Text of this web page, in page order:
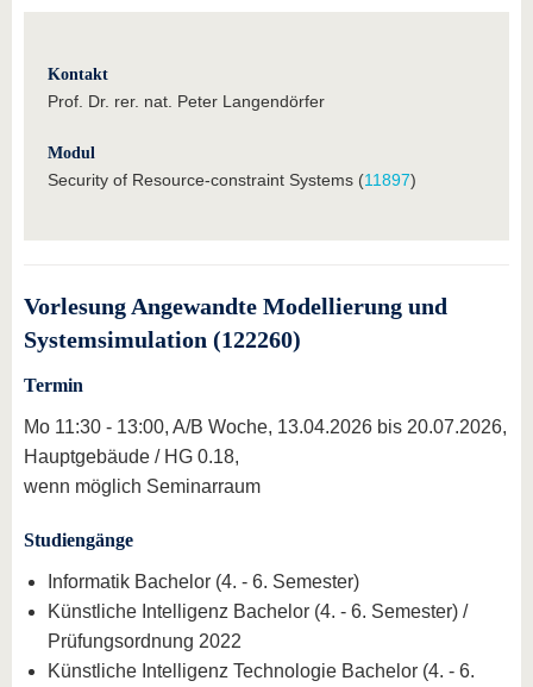
Kontakt
Prof. Dr. rer. nat. Peter Langendörfer
Modul
Security of Resource-constraint Systems (11897)
Vorlesung Angewandte Modellierung und
Systemsimulation (122260)
Termin
Mo 11:30 - 13:00, A/B Woche, 13.04.2026 bis 20.07.2026,
Hauptgebäude / HG 0.18,
wenn möglich Seminarraum
Studiengänge
Informatik Bachelor (4. - 6. Semester)
Künstliche Intelligenz Bachelor (4. - 6. Semester) /
Prüfungsordnung 2022
Künstliche Intelligenz Technologie Bachelor (4. - 6.